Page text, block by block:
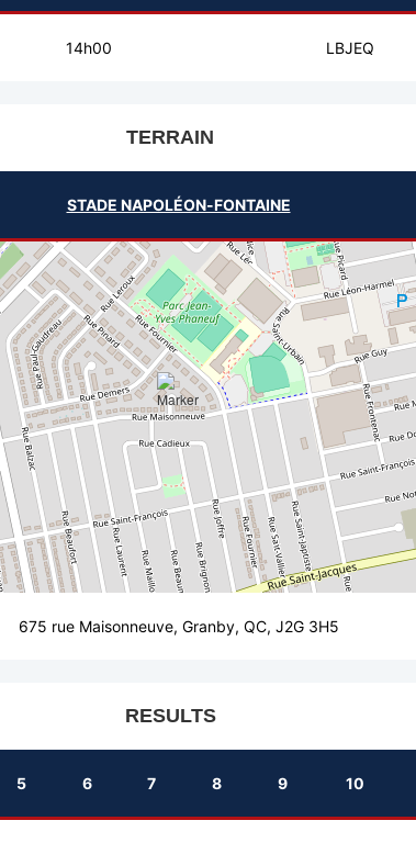
14h00 LBJEQ
TERRAIN
STADE NAPOLÉON-FONTAINE
675 rue Maisonneuve, Granby, QC, J2G 3H5
RESULTS
5 6 7 8 9 10